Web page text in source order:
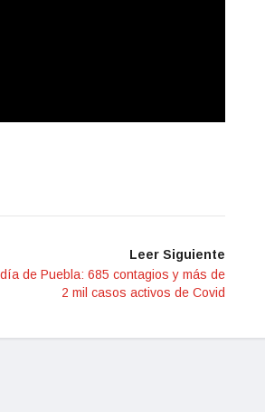
Leer Siguiente
de Puebla: 685 contagios y más de
2 mil casos activos de Covid